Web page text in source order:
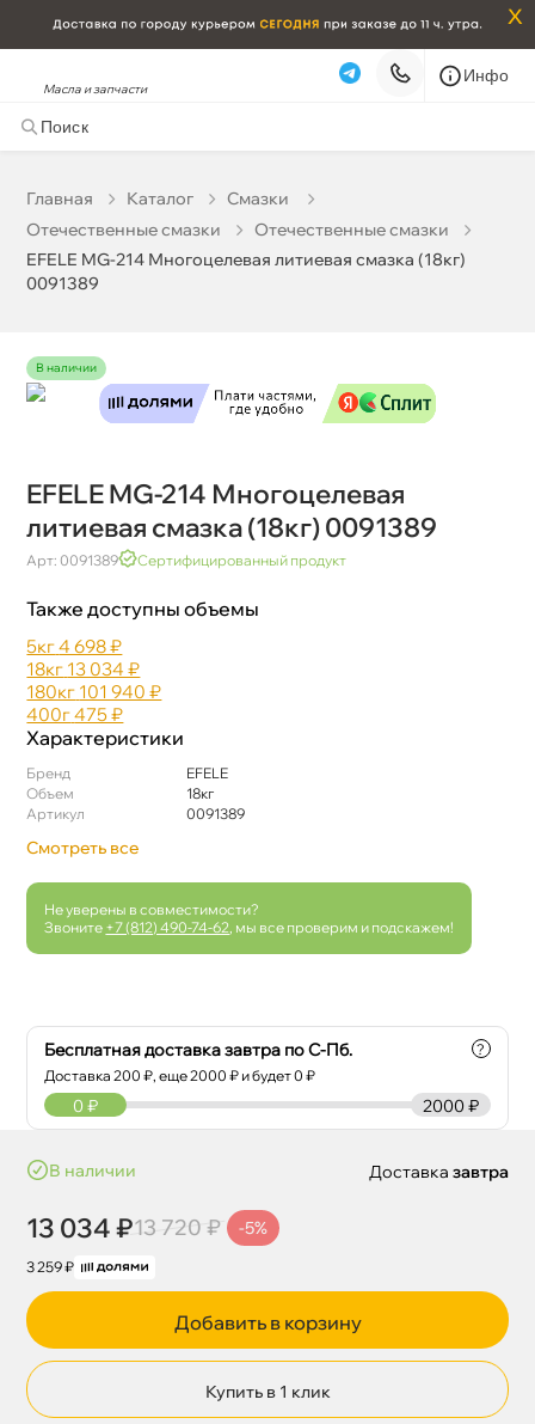
x
Масла и запчасти
Инфо
Главная Катало
Смазки
Отечественные смазки
Отечественные смазки
EFELE MG-214 Многоцелевая литиевая смазка (18кг)
0091389
наличии
EFELE MG-214 Многоцелевая
литиевая смазка (18кг) 0091389
Арт: 0091389 Сертифицированный продукт
Также доступны объемы
5к4 698 ₽
18к 13 034 ₽
180к 101 940 ₽
400475 ₽
Характеристики
Бренд
EFELE
Объем
18к
Артикул
0091389
Смотреть все
Не уверены в совместимости?
Звоните +7 (812) 490-74-62 , мы все проверим и подскажем!
Бесплатная доставка завтра по С-Пб.
Доставка200 ₽, еще2000 ₽ и будет 0 ₽
?
2000 ₽
0 ₽
наличии
13 034 ₽13 720 ₽ -5%
3 259 ₽
Доставка завтра
Добавить в корзину
Купить в 1 клик
EFELE MG-214 Многоцелевая литиевая смазка (18кг)
Бесплатная Завтра, 08.08 (при заказе от 2000₽)
Срочная за 2 ч – 399 ₽
Карта Список